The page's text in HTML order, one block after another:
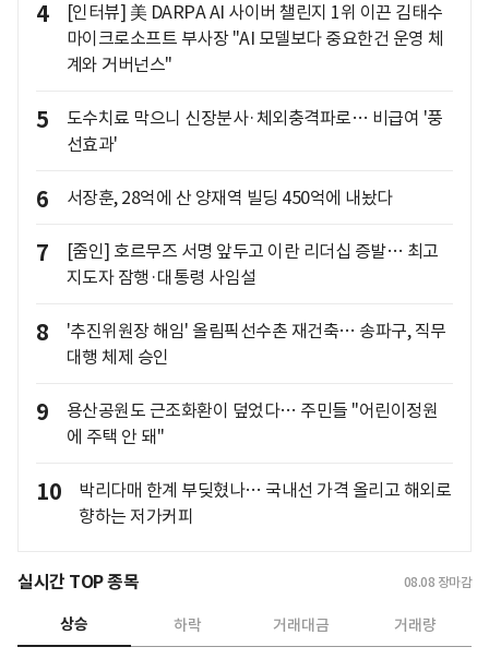
4
[인터뷰] 美 DARPA AI 사이버 챌린지 1위 이끈 김태수
마이크로소프트 부사장 "AI 모델보다 중요한건 운영 체
계와 거버넌스"
5
도수치료 막으니 신장분사·체외충격파로… 비급여 '풍
선효과'
6 서장훈, 28억에 산 양재역 빌딩 450억에 내놨다
7
[줌인] 호르무즈 서명 앞두고 이란 리더십 증발… 최고
지도자 잠행·대통령 사임설
8
'추진위원장 해임' 올림픽선수촌 재건축… 송파구, 직무
대행 체제 승인
9
용산공원도 근조화환이 덮었다… 주민들 "어린이정원
에 주택 안 돼"
10
박리다매 한계 부딪혔나… 국내선 가격 올리고 해외로
향하는 저가커피
실시간 TOP 종목 08.08 장마감
상승 하락 거래대금 거래량